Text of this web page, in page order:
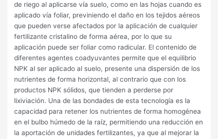
de riego al aplicarse vía suelo, como en las hojas cuando es
aplicado vía foliar, previniendo el daño en los tejidos aéreos
que pueden verse afectados por la aplicación de cualquier
fertilizante cristalino de forma aérea, por lo que su
aplicación puede ser foliar como radicular. El contenido de
diferentes agentes coadyuvantes permite que el equilibrio
NPK al ser aplicado al suelo, presente una dispersión de los
nutrientes de forma horizontal, al contrario que con los
productos NPK sólidos, que tienden a perderse por
lixiviación. Una de las bondades de esta tecnología es la
capacidad para retener los nutrientes de forma homogénea
en el bulbo húmedo de la raíz, permitiendo una reducción en
la aportación de unidades fertilizantes, ya que al mejorar la